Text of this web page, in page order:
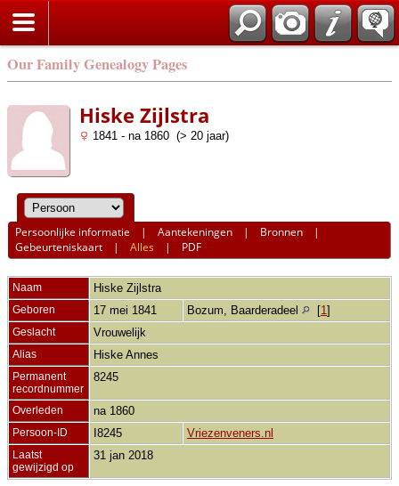
Our Family Genealogy Pages
Hiske Zijlstra
1841 - na 1860 (> 20 jaar)
Persoonlijke informatie |Aantekeningen | Bronnen |
Gebeurteniskaart |Alles | PDF
Naam Hiske Zijlstra
Geboren 17 mei 1841 Bozum, Baarderadeel [1 ]
Geslacht Vrouwelijk
Alias Hiske Annes
Permanent
recordnummer
8245
Overleden na 1860
Persoon-ID I8245 Vriezenveners.nl
Laatst
gewijzigd op
31 jan 2018